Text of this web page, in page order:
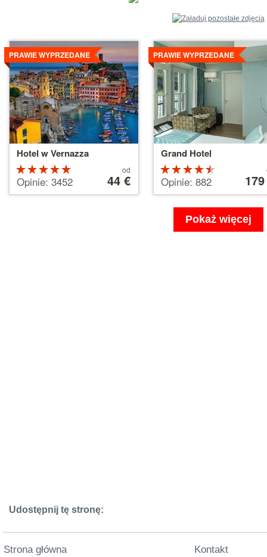
Hotel w Vernazza
PRAWIE WYPRZEDANE
5 na 5
gwiazdek
Opinie: 3452
od
44 €
Szczegóły
Grand Hotel
PRAWIE WYPRZEDANE
4.5 na 5
gwiazdek
Opinie: 882 179 €
Szczegóły
Pokaż więcej
Udostępnij tę stronę:
Strona główna
Kontakt